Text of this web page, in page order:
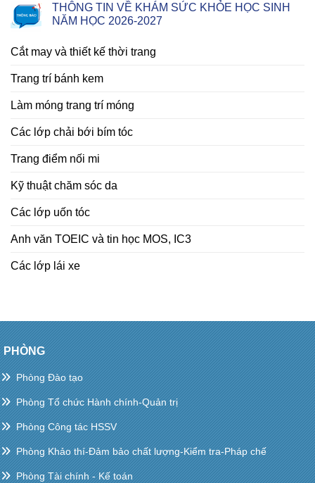
THÔNG TIN VỀ KHÁM SỨC KHỎE HỌC SINH
NĂM HỌC 2026-2027
Cắt may và thiết kế thời trang
Trang trí bánh kem
Làm móng trang trí móng
Các lớp chải bới bím tóc
Trang điểm nối mi
Kỹ thuật chăm sóc da
Các lớp uốn tóc
Anh văn TOEIC và tin học MOS, IC3
Các lớp lái xe
PHÒNG
Phòng Đào tạo
Phòng Tổ chức Hành chính-Quản trị
Phòng Công tác HSSV
Phòng Khảo thí-Đảm bảo chất lượng-Kiểm tra-Pháp chế
Phòng Tài chính - Kế toán